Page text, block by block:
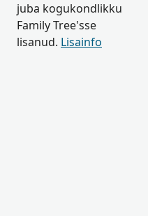
juba kogukondlikku
Family Tree'sse
lisanud. Lisainfo